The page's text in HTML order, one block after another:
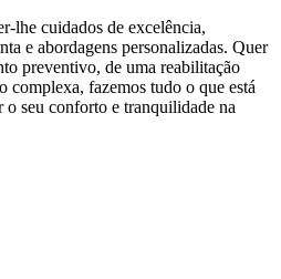
lhe cuidados de excelência,
e abordagens personalizadas. Quer
preventivo, de uma reabilitação
complexa, fazemos tudo o que está
o seu conforto e tranquilidade na